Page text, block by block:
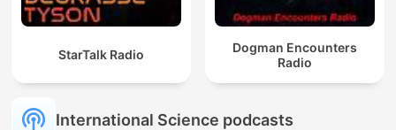
StarTalk Radio
Dogman Encounters
Radio
International Science podcasts